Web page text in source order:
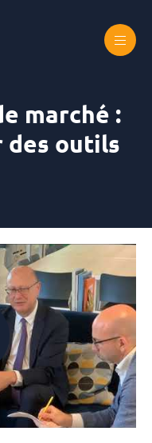
pourquoi utiliser des
marché :
outils